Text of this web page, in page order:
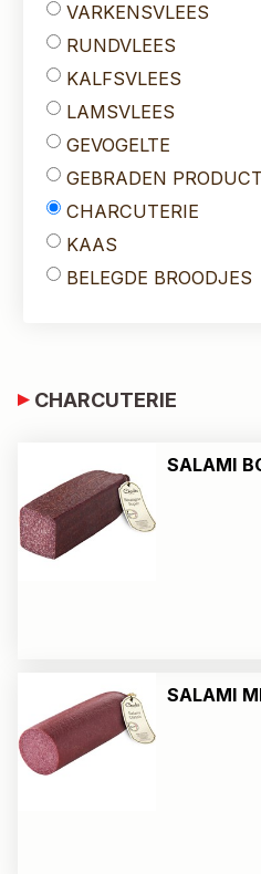
VARKENSVLEES
RUNDVLEES
KALFSVLEES
LAMSVLEES
GEVOGELTE
GEBRADEN
CHARCUTERIE
KAAS
BELEGDE BROODJES
CHARCUTERIE
SALAMI
SALAMI